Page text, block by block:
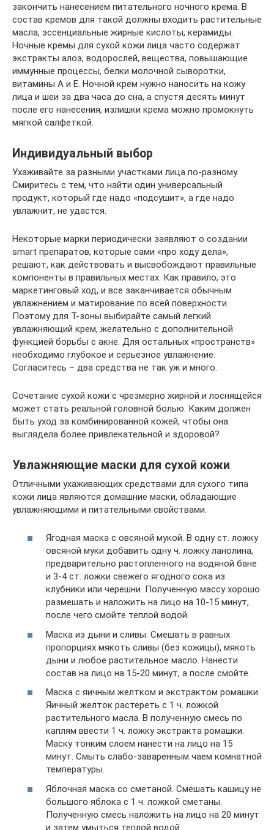
закончить нанесением питательного ночного крема. В
состав кремов для такой должны входить растительные
масла, эссенциальные жирные кислоты, керамиды.
Ночные кремы для сухой кожи лица часто содержат
экстракты алоэ, водорослей, вещества, повышающие
иммунные процессы, белки молочной сыворотки,
витамины A и E. Ночной крем нужно наносить на кожу
лица и шеи за два часа до сна, а спустя десять минут
после его нанесения, излишки крема можно промокнуть
мягкой салфеткой.
Индивидуальный выбор
Ухаживайте за разными участками лица по-разному.
Смиритесь с тем, что найти один универсальный
продукт, который где надо «подсушит», а где надо
увлажнит, не удастся.
Некоторые марки периодически заявляют о создании
smart препаратов, которые сами «про ходу дела»,
решают, как действовать и высвобождают правильные
компоненты в правильных местах. Как правило, это
маркетинговый ход, и все заканчивается обычным
увлажнением и матирование по всей поверхности.
Поэтому для T-зоны выбирайте самый легкий
увлажняющий крем, желательно с дополнительной
функцией борьбы с акне. Для остальных «пространств»
необходимо глубокое и серьезное увлажнение.
Согласитесь – два средства не так уж и много.
Сочетание сухой кожи с чрезмерно жирной и лоснящейся
может стать реальной головной болью. Каким должен
быть уход за комбинированной кожей, чтобы она
выглядела более привлекательной и здоровой?
Увлажняющие маски для сухой кожи
Отличными ухаживающих средствами для сухого типа
кожи лица являются домашние маски, обладающие
увлажняющими и питательными свойствами.
Ягодная маска с овсяной мукой. В одну ст. ложку
овсяной муки добавить одну ч. ложку ланолина,
предварительно растопленного на водяной бане
и 3-4 ст. ложки свежего ягодного сока из
клубники или черешни. Полученную массу хорошо
размешать и наложить на лицо на 10-15 минут,
после чего смойте теплой водой.
Маска из дыни и сливы. Смешать в равных
пропорциях мякоть сливы (без кожицы), мякоть
дыни и любое растительное масло. Нанести
состав на лицо на 15-20 минут, а после смойте.
Маска с яичным желтком и экстрактом ромашки.
Яичный желток растереть с 1 ч. ложкой
растительного масла. В полученную смесь по
каплям ввести 1 ч. ложку экстракта ромашки.
Маску тонким слоем нанести на лицо на 15
минут. Смыть слабо-заваренным чаем комнатной
температуры.
Яблочная маска со сметаной. Смешать кашицу не
большого яблока с 1 ч. ложкой сметаны.
Полученную смесь наложить на лицо на 20 минут
и затем умыться теплой водой.